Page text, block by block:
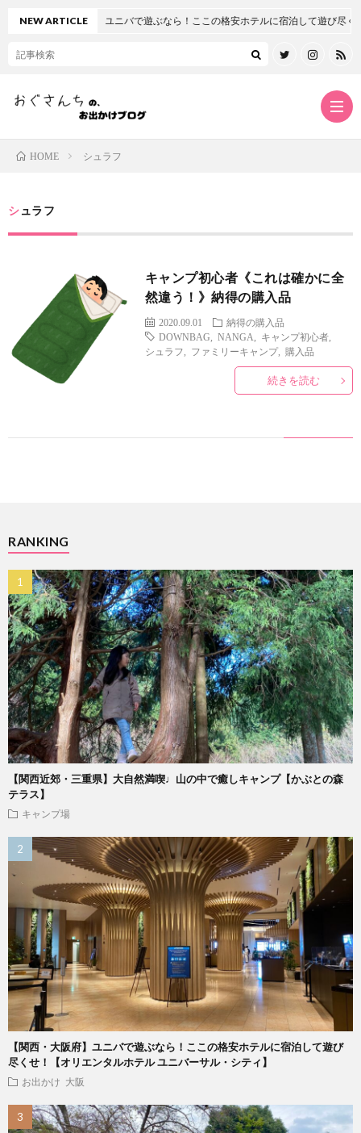
ー
ム
プ
ロ
ィ
NEW ARTICLE
関西・大阪府】ユニバで遊ぶなら！ここの格安ホテルに宿泊して遊び尽くせ！【
HOME シュラフ
シュラフ
キャンプ初心者《これは確かに全
然違う！》納得の購入品
2020.09.01
納得の購入品
DOWNBAG
NANGA キャンプ初心者,
シュラフ
ファミリーキャンプ, 購入品
続きを読む
RANKING
【関西近郊・三重県】大自然満喫♩山の中で癒しキャンプ【かぶとの森
テラス】
キャンプ場
【関西・大阪府】ユニバで遊ぶなら！ここの格安ホテルに宿泊して遊び
尽くせ！【オリエンタルホテル ユニバーサル・シティ】
お出かけ 大阪